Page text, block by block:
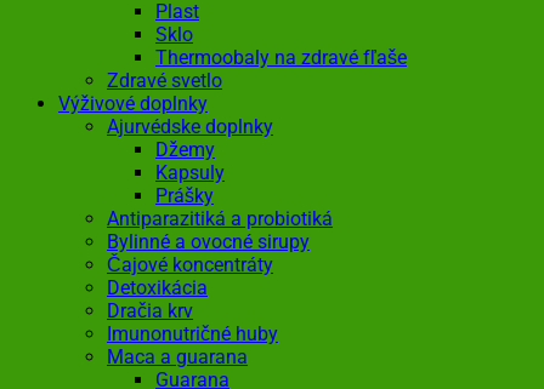
Plast
Sklo
Thermoobaly na zdravé fľaše
Zdravé svetlo
Výživové doplnky
Ajurvédske doplnky
Džemy
Kapsuly
Prášky
Antiparazitiká a probiotiká
Bylinné a ovocné sirupy
Čajové koncentráty
Detoxikácia
Dračia krv
Imunonutričné huby
Maca a guarana
Guarana